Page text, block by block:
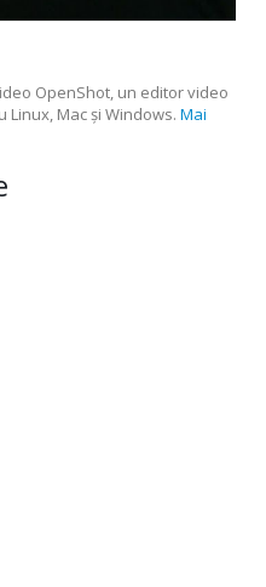
OpenShot, un editor video
Mac și Windows. Mai